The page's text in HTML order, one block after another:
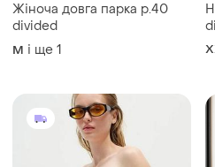
Жіноча довга парка р.40
divided
M і ще 1